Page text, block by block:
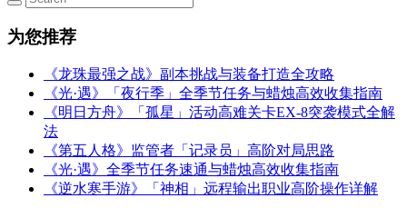
为您推荐
《龙珠最强之战》副本挑战与装备打造全攻略
《光·遇》「夜行季」全季节任务与蜡烛高效收集指南
《明日方舟》「孤星」活动高难关卡EX-8突袭模式全解
法
《第五人格》监管者「记录员」高阶对局思路
《光·遇》全季节任务速通与蜡烛高效收集指南
《逆水寒手游》「神相」远程输出职业高阶操作详解